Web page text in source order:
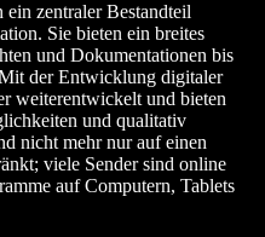
ein zentraler Bestandteil
Sie bieten ein breites
und Dokumentationen bis
der Entwicklung digitaler
weiterentwickelt und bieten
und qualitativ
nicht mehr nur auf einen
viele Sender sind online
auf Computern, Tablets